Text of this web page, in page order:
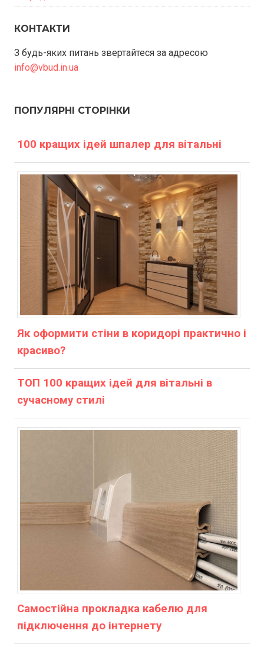
КОНТАКТИ
З будь-яких питань звертайтеся за адресою
info@vbud.in.ua
ПОПУЛЯРНІ СТОРІНКИ
100 кращих ідей шпалер для вітальні
Як оформити стіни в коридорі практично і
красиво?
ТОП 100 кращих ідей для вітальні в
сучасному стилі
Самостійна прокладка кабелю для
підключення до інтернету